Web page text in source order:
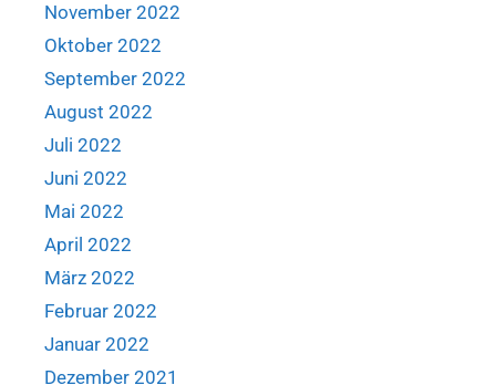
November 2022
Oktober 2022
September 2022
August 2022
Juli 2022
Juni 2022
Mai 2022
April 2022
März 2022
Februar 2022
Januar 2022
Dezember 2021